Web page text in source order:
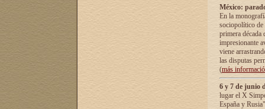
México:
En la
sociopolítico de
primera década
impresionante
viene
las disputas
(más
6 y 7 de junio
lugar el X
España y